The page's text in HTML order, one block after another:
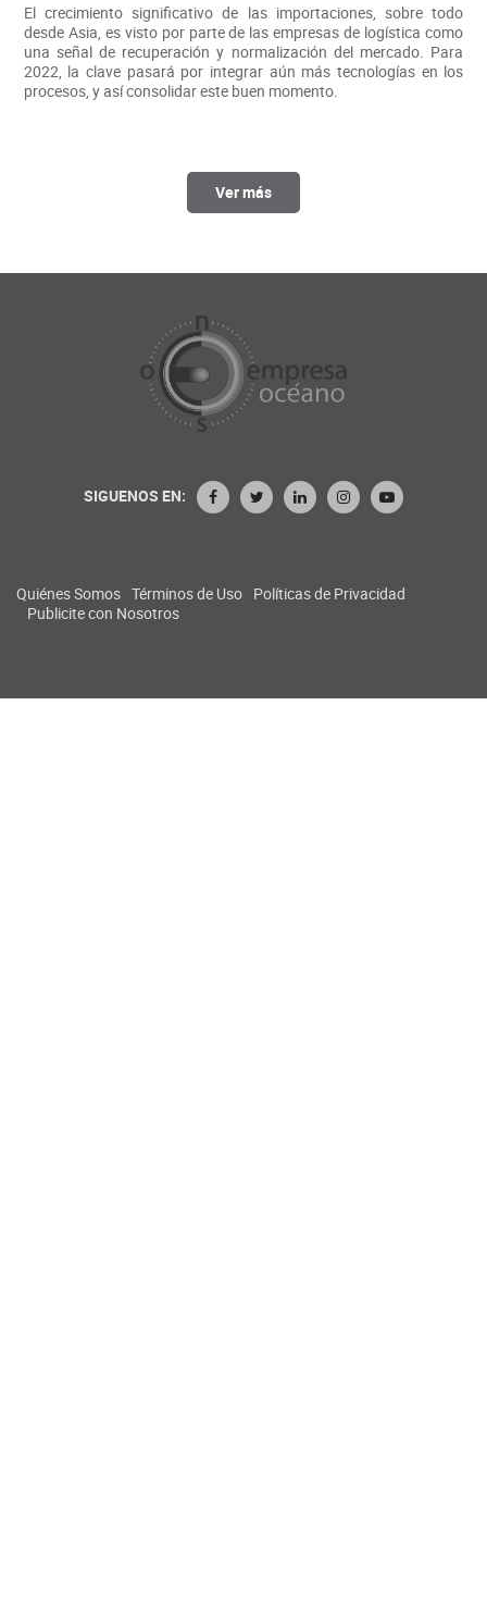
El crecimiento significativo de las importaciones, sobre todo
desde Asia, es visto por parte de las empresas de logística como
una señal de recuperación y normalización del mercado. Para
2022, la clave pasará por integrar aún más tecnologías en los
procesos, y así consolidar este buen momento.
Ver más
SIGUENOS EN:
Quiénes Somos Términos de Uso Políticas de Privacidad
Publicite con Nosotros